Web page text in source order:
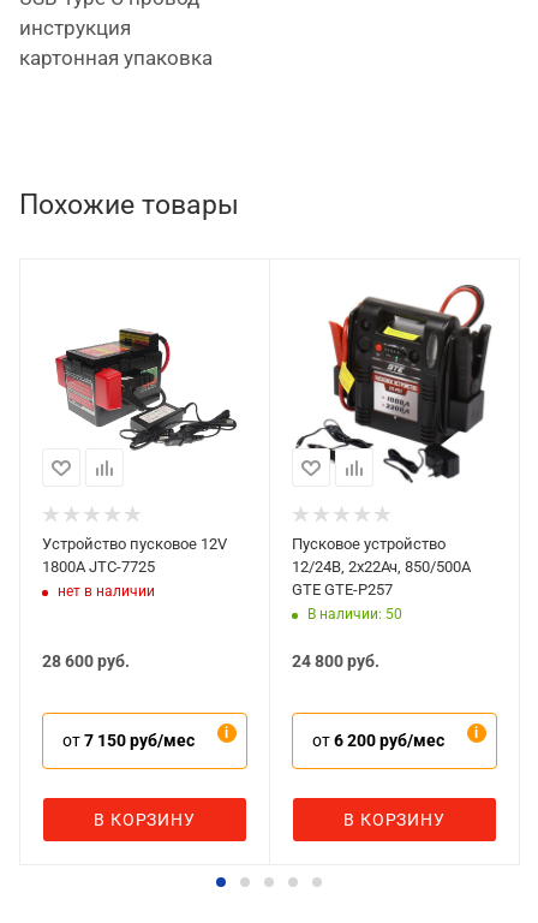
инструкция
картонная упаковка
Похожие товары
Устройство пусковое 12V
1800А JTC-7725
нет в наличии
28 600руб.
от7 150 руб/мес
В КОРЗИНУ
Пусковое устройство
12/24В, 2x22Ач, 850/500А
GTE GTE-P257
В наличии: 50
24 800руб.
от6 200 руб/мес
В КОРЗИНУ